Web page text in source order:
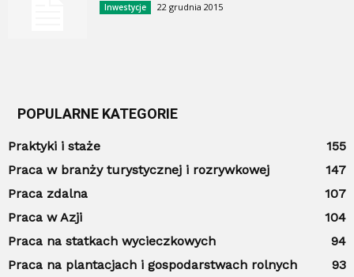
Inwestycje 22 grudnia 2015
POPULARNE KATEGORIE
Praktyki i staże
155
Praca w branży turystycznej i rozrywkowej
147
Praca zdalna
107
Praca w Azji
104
Praca na statkach wycieczkowych
94
Praca na plantacjach i gospodarstwach rolnych
93